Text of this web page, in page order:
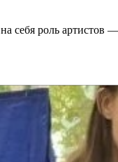
себя роль артистов —